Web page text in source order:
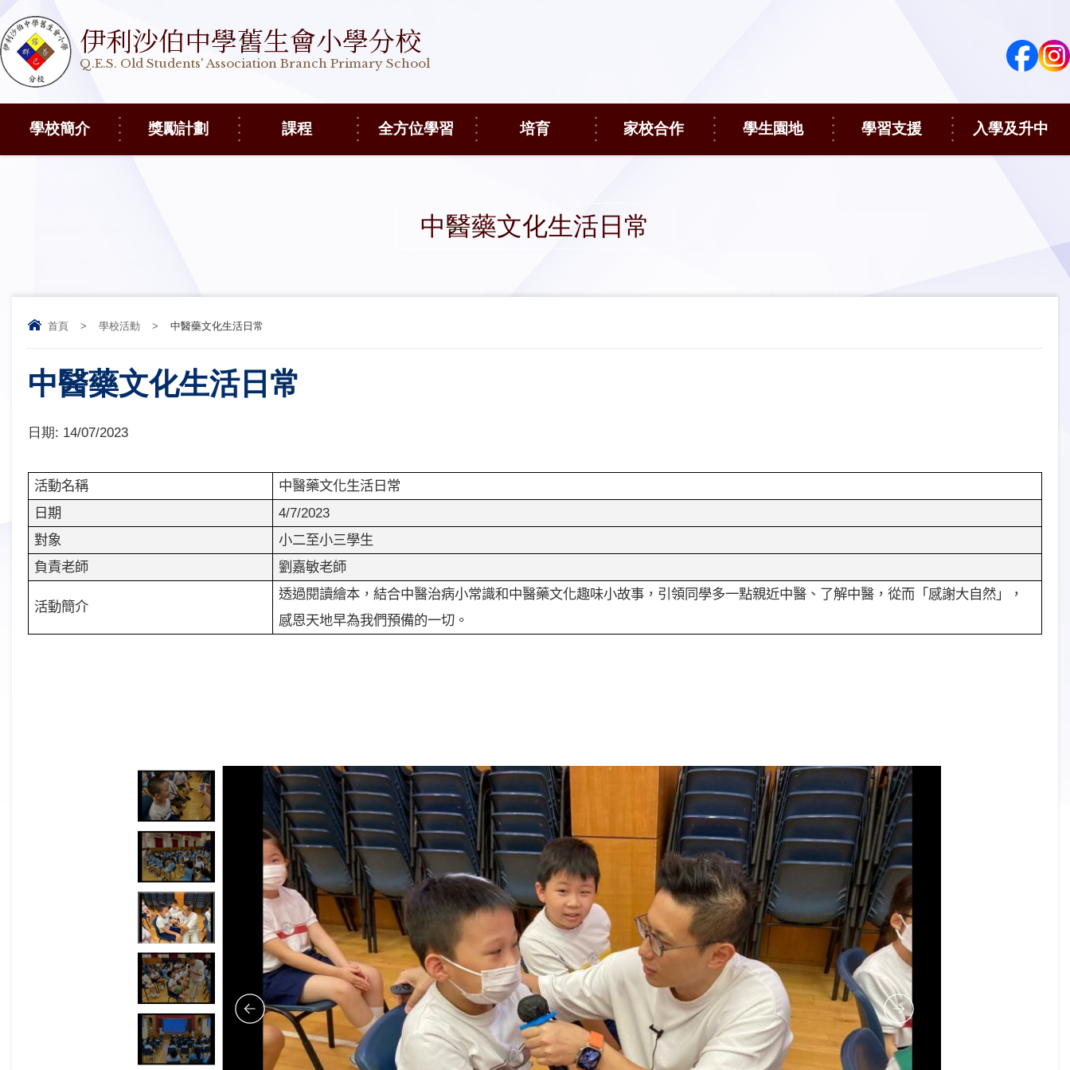
伊利沙伯中學舊生會小學分校
Q.E.S. Old Students' Association Branch Primary School
學校簡介 獎勵計劃 課程 全方位學習 培育 家校合作 學生園地 學習支援 入學及升中
中醫藥文化生活日常
首頁 > 學校活動 > 中醫藥文化生活日常
中醫藥文化生活日常
日期: 14/07/2023
活動名稱 中醫藥文化生活日常
日期 4/7/2023
對象 小二至小三學生
負責老師 劉嘉敏老師
活動簡介
透過閱讀繪本，結合中醫治病小常識和中醫藥文化趣味小故事，引領同學多一點親近中醫、了解中醫，從而「感謝大自然」，
感恩天地早為我們預備的一切。